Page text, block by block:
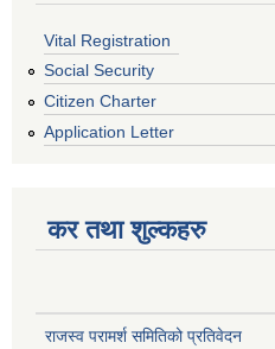
Vital Registration
Social Security
Citizen Charter
Application Letter
कर तथा शुल्कहरु
राजस्व परामर्श समितिको प्रतिवेदन